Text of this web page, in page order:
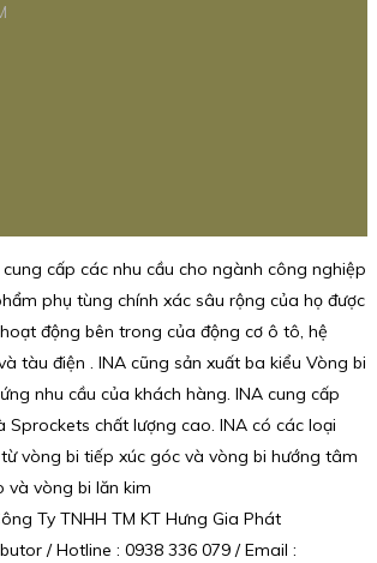
cấp các nhu cầu cho ngành công nghiệp
phụ tùng chính xác sâu rộng của họ được
động bên trong của động cơ ô tô, hệ
tàu điện . INA cũng sản xuất ba kiểu Vòng bi
nhu cầu của khách hàng. INA cung cấp
Sprockets chất lượng cao. INA có các loại
vòng bi tiếp xúc góc và vòng bi hướng tâm
và vòng bi lăn kim
Ty TNHH TM KT Hưng Gia Phát
/ Hotline : 0938 336 079 / Email :